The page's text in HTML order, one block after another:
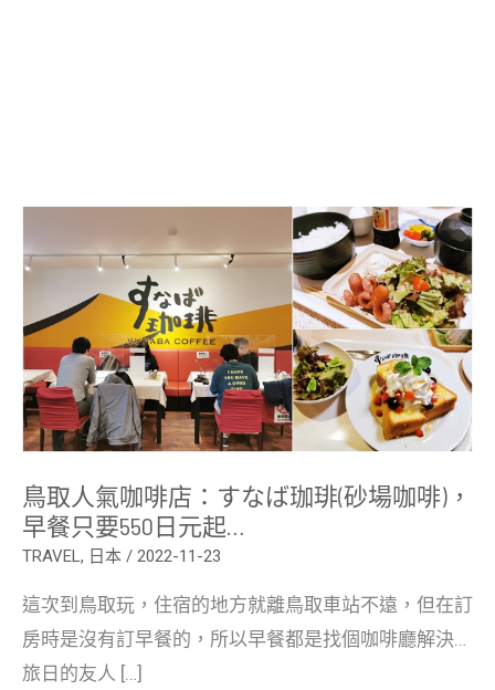
鳥取人氣咖啡店：すなば珈琲(砂場咖啡)，
早餐只要550日元起…
TRAVEL, 日本 / 2022-11-23
這次到鳥取玩，住宿的地方就離鳥取車站不遠，但在訂
房時是沒有訂早餐的，所以早餐都是找個咖啡廳解決…
旅日的友人 […]
鳥
人
啡
店：
す
な
ば
珈
琲
(砂
場
啡)，
早
餐
只
日
元
起…